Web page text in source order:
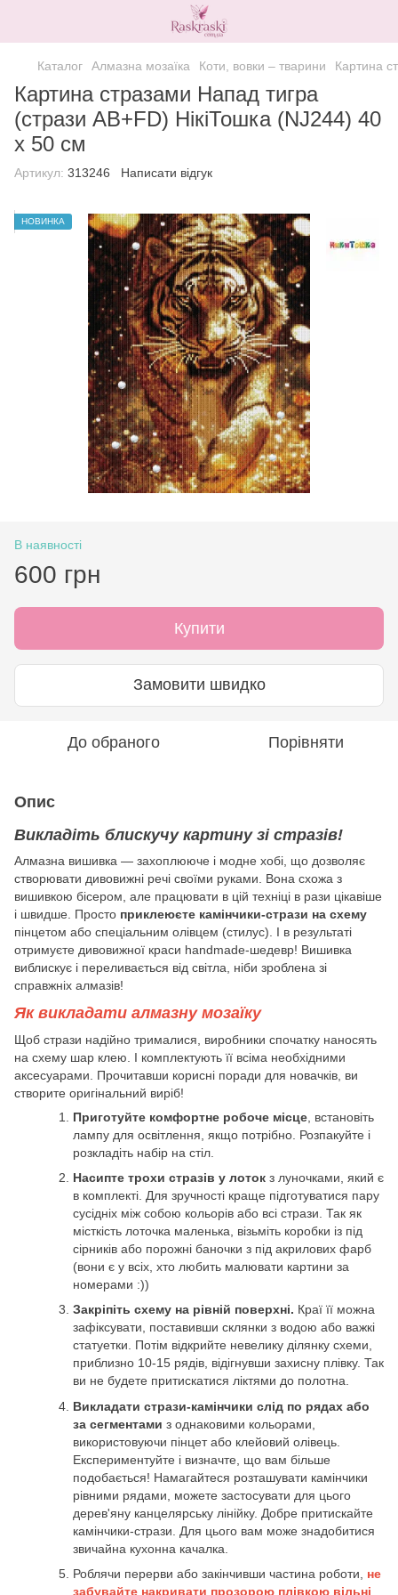
Каталог Алмазна мозаїка Коти, вовки – тварини Картина
Картина стразами Напад тигра
(стрази AB+FD) НікіТошка (NJ244) 40
х 50 см
Артикул: 313246 Написати відгук
НОВИНКА
В наявності
600 грн
Купити
Замовити швидко
До обраного Порівняти
Опис
Викладіть блискучу картину зі стразів!
Алмазна вишивка — захоплююче і модне хобі, що дозволяє
створювати дивовижні речі своїми руками. Вона схожа з
вишивкою бісером, але працювати в цій техніці в рази цікавіше
і швидше. Просто приклеюєте камінчики-стрази на схему
пінцетом або спеціальним олівцем (стилус). І в результаті
отримуєте дивовижної краси handmade-шедевр! Вишивка
виблискує і переливається від світла, ніби зроблена зі
справжніх алмазів!
Як викладати алмазну мозаїку
Щоб стрази надійно трималися, виробники спочатку наносять
на схему шар клею. І комплектують її всіма необхідними
аксесуарами. Прочитавши корисні поради для новачків, ви
створите оригінальний виріб!
Приготуйте комфортне робоче місце , встановіть
лампу для освітлення, якщо потрібно. Розпакуйте і
розкладіть набір на стіл.
Насипте трохи стразів у лоток з луночками, який є
в комплекті. Для зручності краще підготуватися пару
сусідніх між собою кольорів або всі стрази. Так як
місткість лоточка маленька, візьміть коробки із під
сірників або порожні баночки з під акрилових фарб
(вони є у всіх, хто любить малювати картини за
номерами :))
Закріпіть схему на рівній поверхні. Краї її можна
зафіксувати, поставивши склянки з водою або важкі
статуетки. Потім відкрийте невелику ділянку схеми,
приблизно 10-15 рядів, відігнувши захисну плівку. Так
ви не будете притискатися ліктями до полотна.
Викладати стрази-камінчики слід по рядах або
за сегментами з однаковими кольорами,
використовуючи пінцет або клейовий олівець.
Експериментуйте і визначте, що вам більше
подобається! Намагайтеся розташувати камінчики
рівними рядами, можете застосувати для цього
дерев'яну канцелярську лінійку. Добре притискайте
камінчики-стрази. Для цього вам може знадобитися
звичайна кухонна качалка.
Роблячи перерви або закінчивши частина роботи, не
забувайте накривати прозорою плівкою вільні